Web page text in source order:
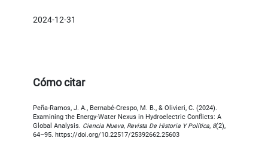
2024-12-31
Cómo citar
Peña-Ramos, J. A., Bernabé-Crespo, M. B., & Olivieri, C. (2024).
Examining the Energy-Water Nexus in Hydroelectric Conflicts: A
Global Analysis. Ciencia Nueva, Revista De Historia Y Política, 8(2),
64–95. https://doi.org/10.22517/25392662.25603